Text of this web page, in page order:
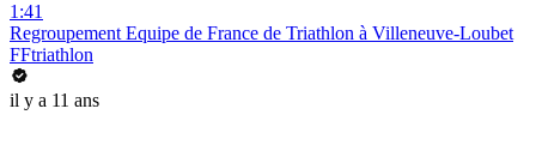
1:41
Regroupement Equipe de France de Triathlon à Villeneuve-Loubet
FFtriathlon
il y a 11 ans